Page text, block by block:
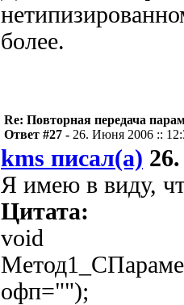
более.
Re: Повторная передача
Ответ #27 - 26. Июня 2006 ::
kms писал(а)
Я имею в виду,
Цитата:
void
офп="");